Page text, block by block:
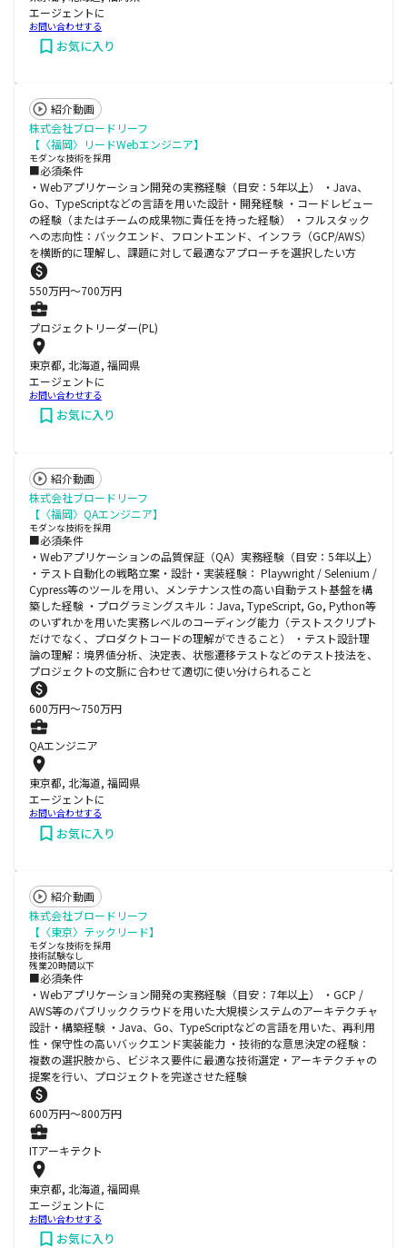
エージェントに
お問い合わせする
お気に入り
紹介動画
株式会社ブロードリーフ
【〈福岡〉リードWebエンジニア】
モダンな技術を採用
■必須条件
・Webアプリケーション開発の実務経験（目安：5年以上） ・Java、
Go、TypeScriptなどの言語を用いた設計・開発経験 ・コードレビュー
の経験（またはチームの成果物に責任を持った経験） ・フルスタック
への志向性：バックエンド、フロントエンド、インフラ（GCP/AWS）
を横断的に理解し、課題に対して最適なアプローチを選択したい方
550万円〜700万円
プロジェクトリーダー(PL)
東京都, 北海道, 福岡県
エージェントに
お問い合わせする
お気に入り
紹介動画
株式会社ブロードリーフ
【〈福岡〉QAエンジニア】
モダンな技術を採用
■必須条件
・Webアプリケーションの品質保証（QA）実務経験（目安：5年以上）
・テスト自動化の戦略立案・設計・実装経験： Playwright / Selenium /
Cypress等のツールを用い、メンテナンス性の高い自動テスト基盤を構
築した経験 ・プログラミングスキル：Java, TypeScript, Go, Python等
のいずれかを用いた実務レベルのコーディング能力（テストスクリプト
だけでなく、プロダクトコードの理解ができること） ・テスト設計理
論の理解：境界値分析、決定表、状態遷移テストなどのテスト技法を、
プロジェクトの文脈に合わせて適切に使い分けられること
600万円〜750万円
QAエンジニア
東京都, 北海道, 福岡県
エージェントに
お問い合わせする
お気に入り
紹介動画
株式会社ブロードリーフ
【〈東京〉テックリード】
モダンな技術を採用
技術試験なし
残業20時間以下
■必須条件
・Webアプリケーション開発の実務経験（目安：7年以上） ・GCP /
AWS等のパブリッククラウドを用いた大規模システムのアーキテクチャ
設計・構築経験 ・Java、Go、TypeScriptなどの言語を用いた、再利用
性・保守性の高いバックエンド実装能力 ・技術的な意思決定の経験：
複数の選択肢から、ビジネス要件に最適な技術選定・アーキテクチャの
提案を行い、プロジェクトを完遂させた経験
600万円〜800万円
ITアーキテクト
東京都, 北海道, 福岡県
エージェントに
お問い合わせする
お気に入り